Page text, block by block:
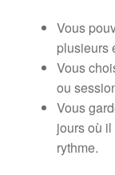
Vous
plusieurs
Vous
ou
Vous
jours où
rythme.